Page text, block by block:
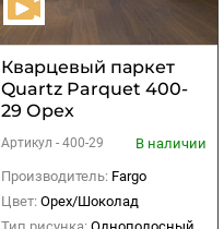
Кварцевый паркет
Quartz Parquet 400-
29 Орех
Американский 400-
1220х152х5мм (2,225
м2)
Артикул - 400-29
В наличии
Производитель: Fargo
Цвет: Орех/Шоколад